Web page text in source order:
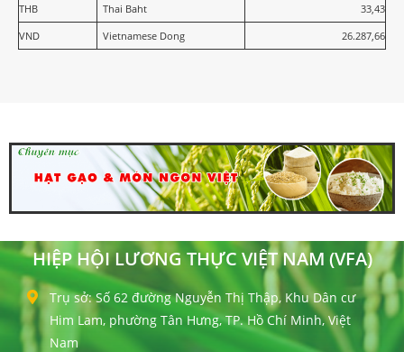
THB Thai Baht
33,43
VND
Vietnamese Dong 26.287,66
HIỆP HỘI LƯƠNG THỰC VIỆT NAM (VFA)
Trụ sở: Số 62 đường Nguyễn Thị Thập, Khu Dân cư
Him Lam, phường Tân Hưng, TP. Hồ Chí Minh, Việt
Nam